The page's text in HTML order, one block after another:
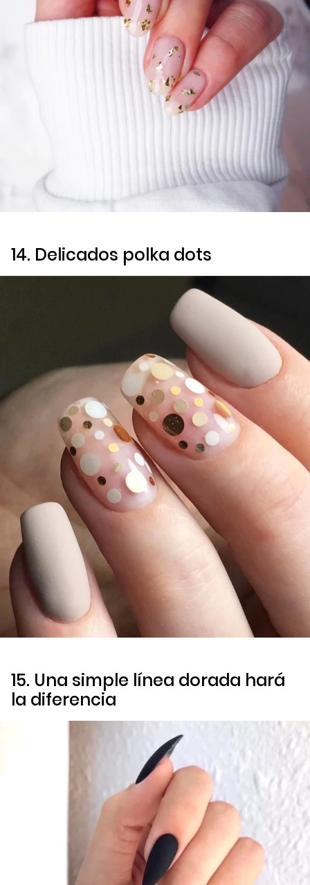
14. Delicados polka dots
15. Una simple línea dorada hará
la diferencia